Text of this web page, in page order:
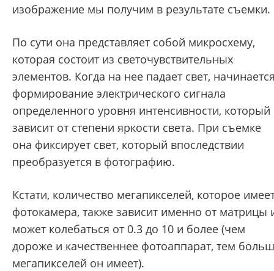
изображение мы получим в результате съемки.
По сути она представляет собой микросхему,
которая состоит из светочувствительных
элементов. Когда на нее падает свет,
формирование электрического сигнала
определенного уровня интенсивности, который
зависит от степени яркости света. При съемке
она фиксирует свет, который впоследствии
преобразуется в фотографию.
Кстати, количество мегапикселей, которое
фотокамера, также зависит именно от матрицы
может колебаться от 0.3 до 10 и более (чем
дороже и качественнее фотоаппарат, тем
мегапикселей он имеет).